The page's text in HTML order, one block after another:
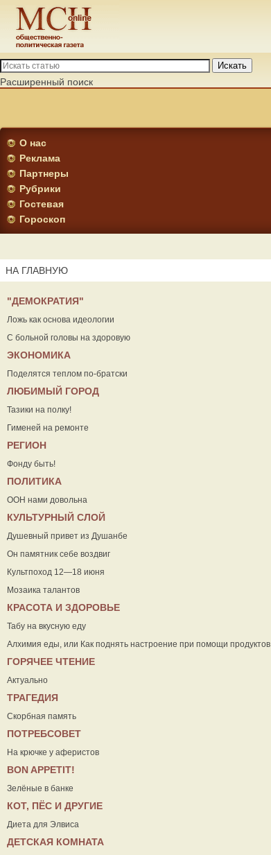
Искать
Расширенный поиск
О нас
Реклама
Партнеры
Рубрики
Гостевая
Гороскоп
НА ГЛАВНУЮ
"ДЕМОКРАТИЯ"
Ложь как основа идеологии
С больной головы на здоровую
ЭКОНОМИКА
Поделятся теплом по-братски
ЛЮБИМЫЙ ГОРОД
Тазики на полку!
Гименей на ремонте
РЕГИОН
Фонду быть!
ПОЛИТИКА
ООН нами довольна
КУЛЬТУРНЫЙ СЛОЙ
Душевный привет из Душанбе
Он памятник себе воздвиг
Культпоход 12—18 июня
Мозаика талантов
КРАСОТА И ЗДОРОВЬЕ
Табу на вкусную еду
Алхимия еды, или Как поднять настроение при помощи продуктов
ГОРЯЧЕЕ ЧТЕНИЕ
Актуально
ТРАГЕДИЯ
Скорбная память
ПОТРЕБСОВЕТ
На крючке у аферистов
ВON APPETIT!
Зелёные в банке
КОТ, ПЁС И ДРУГИЕ
Диета для Элвиса
ДЕТСКАЯ КОМНАТА